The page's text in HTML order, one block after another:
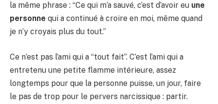
la même phrase : “Ce qui m’a sauvé, c’est d’avoir eu une
personne qui a continué à croire en moi, même quand
je n’y croyais plus du tout.”
Ce n’est pas l’ami qui a “tout fait”. C’est l’ami qui a
entretenu une petite flamme intérieure, assez
longtemps pour que la personne puisse, un jour, faire
le pas de trop pour le pervers narcissique : partir.